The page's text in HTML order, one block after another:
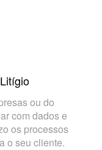
ou do
com dados e
os processos
o seu cliente.